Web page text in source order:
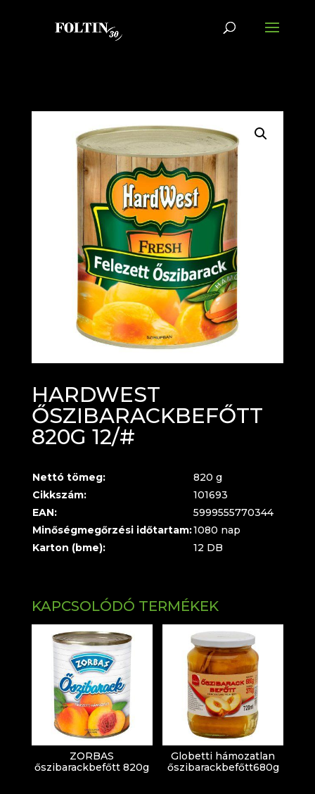
HARDWEST
ŐSZIBARACKBEFŐTT
820G 12/#
Nettó tömeg:
820 g
Cikkszám:
101693
EAN:
5999555770344
Minőségmegőrzési időtartam:1080 nap
Karton (bme):
12 DB
KAPCSOLÓDÓ TERMÉKEK
ZORBAS
őszibarackbefőtt 820g
Globetti hámozatlan
őszibarackbefőtt680g